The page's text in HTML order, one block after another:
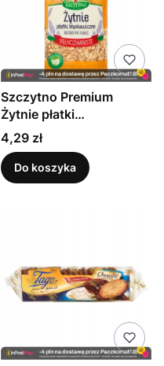
Szczytno Premium
Żytnie płatki
błyskawiczne 400 g
Cena
4,29 zł
Do koszyka